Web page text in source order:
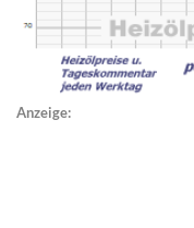
Anzeige: